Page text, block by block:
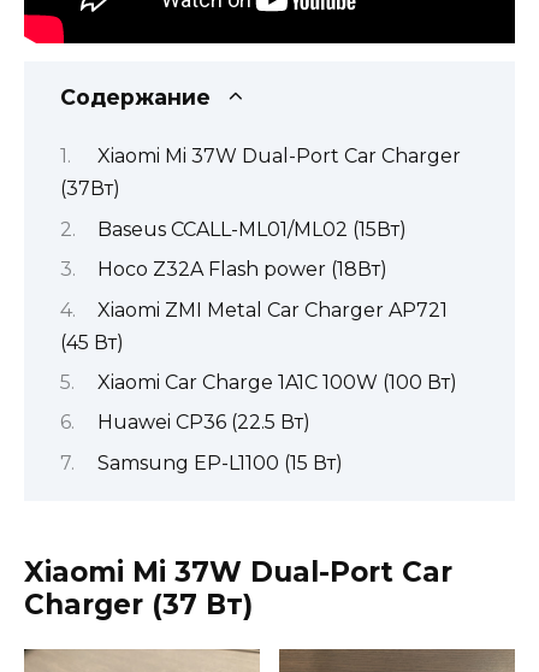
Содержание
Xiaomi Mi 37W Dual-Port Car Charger
(37Вт)
Baseus CCALL-ML01/ML02 (15Вт)
Hoco Z32A Flash power (18Вт)
Xiaomi ZMI Metal Car Charger AP721
(45 Вт)
Xiaomi Car Charge 1A1C 100W (100 Вт)
Huawei CP36 (22.5 Вт)
Samsung EP-L1100 (15 Вт)
Xiaomi Mi 37W Dual-Port Car
Charger (37 Вт)